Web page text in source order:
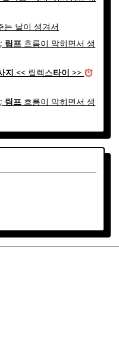
는 날이 생겨서
림프 흐름이 막히면서 생
지 << 릴렉스타이 >>
림프 흐름이 막히면서 생